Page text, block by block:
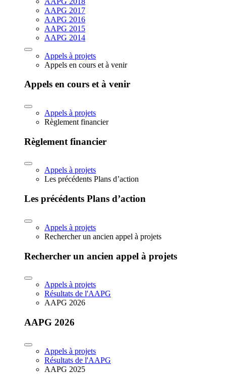
AAPG 2017
AAPG 2016
AAPG 2015
AAPG 2014
Appels à projets
Appels en cours et à venir
Appels en cours et à venir
Appels à projets
Règlement financier
Règlement financier
Appels à projets
Les précédents Plans d’action
Les précédents Plans d’action
Appels à projets
Rechercher un ancien appel à projets
Rechercher un ancien appel à projets
Appels à projets
Résultats de l'AAPG
AAPG 2026
AAPG 2026
Appels à projets
Résultats de l'AAPG
AAPG 2025